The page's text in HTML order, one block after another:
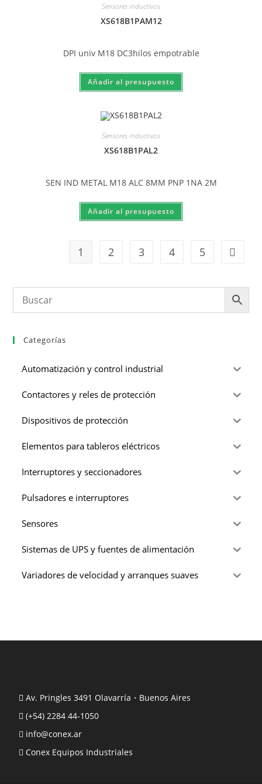
Sensores inductivos
XS618B1PAM12
DPI univ M18 DC3hilos empotrable
Sensores inductivos
XS618B1PAL2
SEN IND METAL M18 ALC 8MM PNP 1NA 2M
1 2 3 4 5
Categorías
Automatización y control industrial
Contactores y reles de protección
Dispositivos de protección
Elementos para tableros eléctricos
Interruptores y seccionadores
Pulsadores e interruptores
Sensores
Sistemas de UPS y fuentes de alimentación
Variadores de velocidad y arranques suaves
Av. Pringles 3491 Olavarría・Buenos Aires
(+54) 2284 44-1050
info@conex.ar
Conex Equipos Industriales